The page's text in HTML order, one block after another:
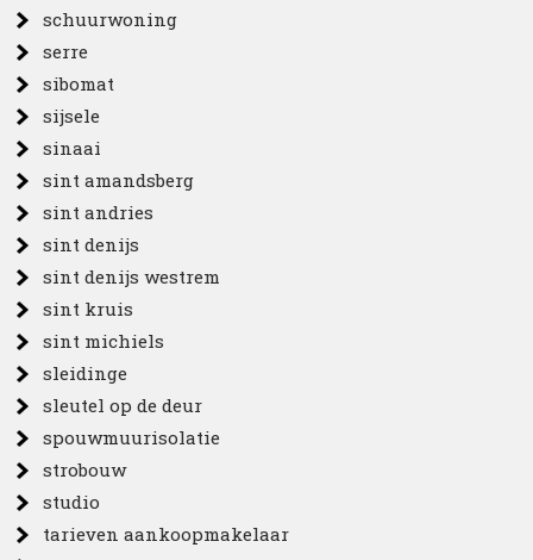
schuurwoning
serre
sibomat
sijsele
sinaai
sint amandsberg
sint andries
sint denijs
sint denijs westrem
sint kruis
sint michiels
sleidinge
sleutel op de deur
spouwmuurisolatie
strobouw
studio
tarieven aankoopmakelaar